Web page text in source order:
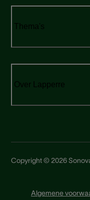
Thema's
Over Lapperre
Copyright © 2026
Algemene